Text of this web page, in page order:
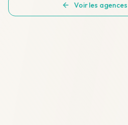
Voir les